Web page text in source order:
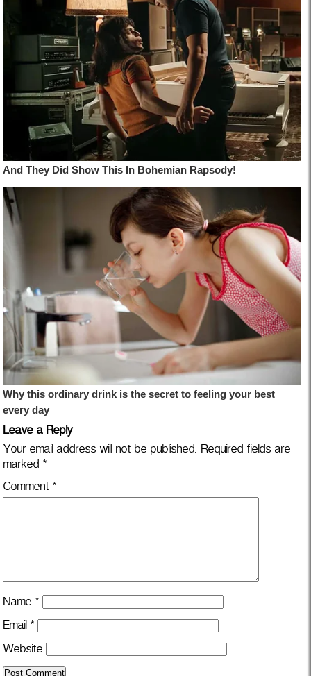
Leave a Reply
Your email address will not be published. Required fields are
marked *
Comment *
Name *
Email *
Website